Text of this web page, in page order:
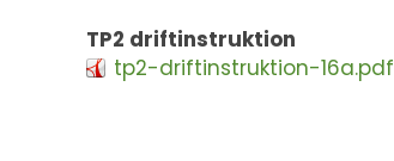
TP2 driftinstruktion
tp2-driftinstruktion-16a.pdf